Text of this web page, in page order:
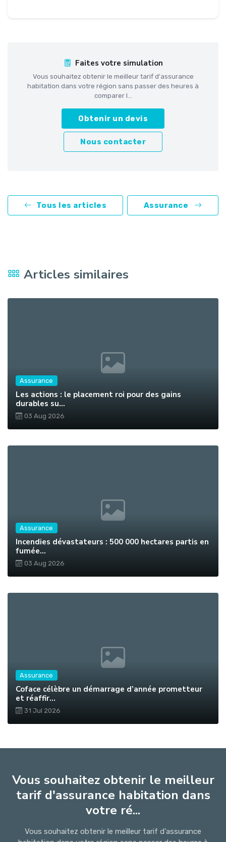
Faites votre simulation
Vous souhaitez obtenir le meilleur tarif d'assurance
habitation dans votre région sans passer des heures à
comparer l...
Obtenir un devis
Nous contacter
Tous les articles Assurance
Articles similaires
Assurance
Les actions : le placement roi pour des gains
durables su...
03 Aug 2026
Assurance
Incendies dévastateurs : 500 000 hectares partis en
fumée...
03 Aug 2026
Assurance
Coface célèbre un démarrage d’année prometteur
et réaffir...
31 Jul 2026
Vous souhaitez obtenir le meilleur
tarif d'assurance habitation dans
votre ré...
Vous souhaitez obtenir le meilleur tarif d'assurance